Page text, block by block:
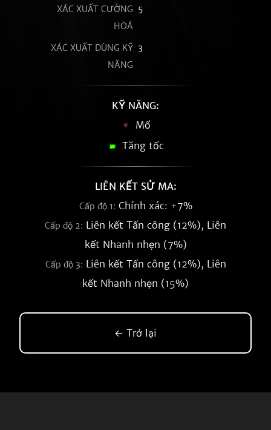
XÁC XUẤT CƯỜNG
HOÁ
5
XÁC XUẤT DÙNG KỸ
NĂNG
3
KỸ NĂNG:
Mổ
Tăng tốc
LIÊN KẾT SỬ MA:
Cấp độ 1: Chính xác: +7%
Cấp độ 2: Liên kết Tấn công (12%), Liên
kết Nhanh nhẹn (7%)
Cấp độ 3: Liên kết Tấn công (12%), Liên
kết Nhanh nhẹn (15%)
← Trở lại